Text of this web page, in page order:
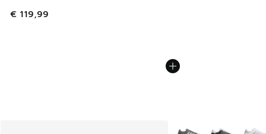
€ 119,99
Weitere Farben